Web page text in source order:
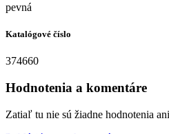
pevná
Katalógové číslo
374660
Hodnotenia a komentáre
Zatiaľ tu nie sú žiadne hodnotenia